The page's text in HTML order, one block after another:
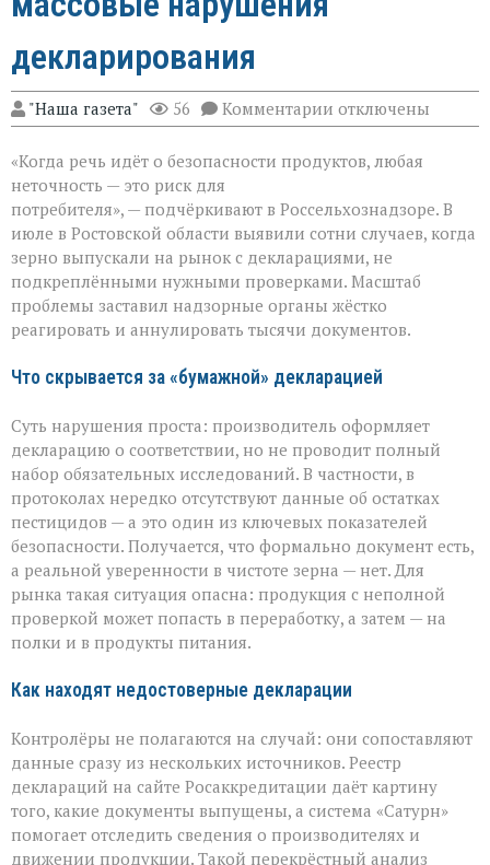
декларирования
"Наша газета" 56 Комментарии к
записи
под
Ростовской
области
вскрыли
массовые
нарушения
декларирования
отключены
«Когда речь идёт о безопасности продуктов, любая
неточность — это риск для
потребителя», — подчёркивают в Россельхознадзоре. В
июле в Ростовской области выявили сотни случаев, когда
зерно выпускали на рынок с декларациями, не
подкреплёнными нужными проверками. Масштаб
проблемы заставил надзорные органы жёстко
реагировать и аннулировать тысячи документов.
Что скрывается за «бумажной» декларацией
Суть нарушения проста: производитель оформляет
декларацию о соответствии, но не проводит полный
набор обязательных исследований. В частности, в
протоколах нередко отсутствуют данные об остатках
пестицидов — а это один из ключевых показателей
безопасности. Получается, что формально документ есть,
а реальной уверенности в чистоте зерна — нет. Для
рынка такая ситуация опасна: продукция с неполной
проверкой может попасть в переработку, а затем — на
полки и в продукты питания.
Как находят недостоверные декларации
Контролёры не полагаются на случай: они сопоставляют
данные сразу из нескольких источников. Реестр
деклараций на сайте Росаккредитации даёт картину
того, какие документы выпущены, а система «Сатурн»
помогает отследить сведения о производителях и
движении продукции. Такой перекрёстный анализ